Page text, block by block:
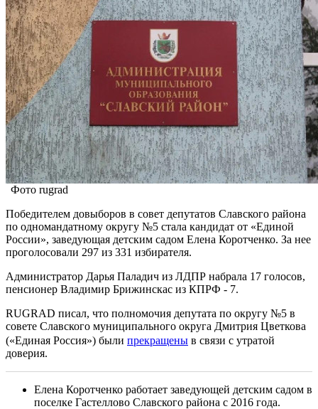
Фото rugrad
Победителем довыборов в совет депутатов Славского района
по одномандатному округу №5 стала кандидат от «Единой
России», заведующая детским садом Елена Коротченко. За нее
проголосовали 297 из 331 избирателя.
Администратор Дарья Паладич из ЛДПР набрала 17 голосов,
пенсионер Владимир Брижинскас из КПРФ - 7.
RUGRAD писал, что полномочия депутата по округу №5 в
совете Славского муниципального округа Дмитрия Цветкова
(«Единая Россия») были прекращены в связи с утратой
доверия.
Елена Коротченко работает заведующей детским садом в
поселке Гастеллово Славского района с 2016 года.